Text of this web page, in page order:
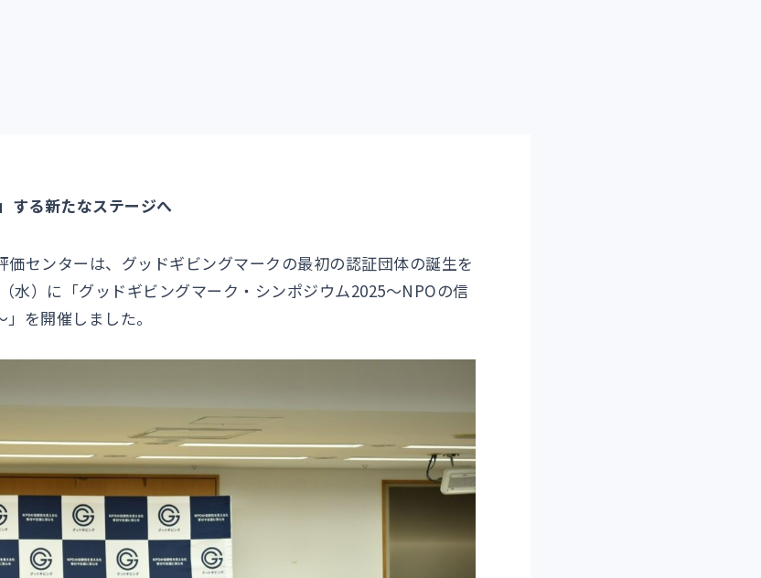
する新たなステージへ
価センターは、グッドギビングマークの最初の認証団体の誕生を
水）に「グッドギビングマーク・シンポジウム2025～NPOの信
を開催しました。